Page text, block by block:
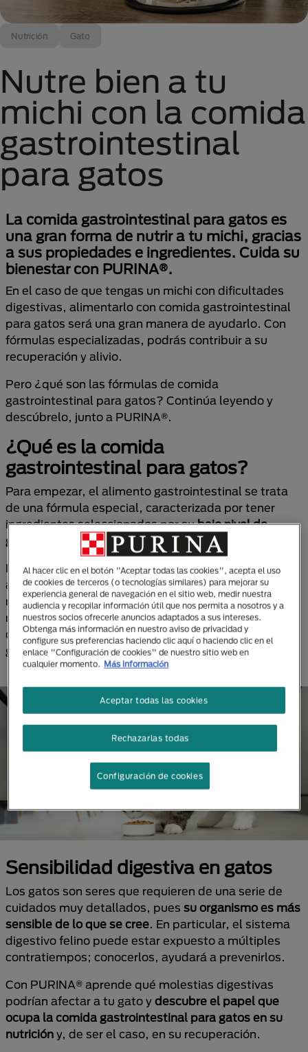
Nutrición Gato
Nutre bien a tu
michi con la comida
gastrointestinal
para gatos
La comida gastrointestinal para gatos es
una gran forma de nutrir a tu michi, gracias
a sus propiedades e ingredientes. Cuida su
bienestar con PURINA®.
En el caso de que tengas un michi con dificultades
digestivas, alimentarlo con comida gastrointestinal
para gatos será una gran manera de ayudarlo. Con
fórmulas especializadas, podrás contribuir a su
recuperación y alivio.
Pero ¿qué son las fórmulas de comida
gastrointestinal para gatos? Continúa leyendo y
descúbrelo, junto a PURINA®.
¿Qué es la comida
gastrointestinal para gatos?
Para empezar, el alimento gastrointestinal se trata
de una fórmula especial, caracterizada por tener
ingredientes seleccionados por subajo nivel de
grasas, alta carga de proteína y excelente calidad
Estos productos se caracterizan por ser grandes
aliados a la hora de atender y tratar algunas de las
molestias digestivas que pueden presentar nuestros
michis. Conoce más de estas fórmulas y elige la
comida que aporte para el bienestar y la salud
gastrointestinal de los gatos.
Sensibilidad digestiva en gatos
Los gatos son seres que requieren de una serie de
cuidados muy detallados, pues su organismo es más
sensible de lo que se cree. En particular, el sistema
digestivo felino puede estar expuesto a múltiples
contratiempos; conocerlos, ayudará a prevenirlos.
Con PURINA® aprende qué molestias digestivas
podrían afectar a tu gato y descubre el papel que
ocupa la comida gastrointestinal para gatos en su
nutrición y, de ser el caso, en su recuperación.
Al hacer clic en el botón "Aceptar todas las cookies", acepta el uso
de cookies de terceros (o tecnologías similares) para mejorar su
experiencia general de navegación en el sitio web, medir nuestra
audiencia y recopilar información útil que nos permita a nosotros y a
nuestros socios ofrecerle anuncios adaptados a sus intereses.
Obtenga más información en nuestro aviso de privacidad y
configure sus preferencias haciendo clic aquí o haciendo clic en el
enlace "Configuración de cookies" de nuestro sitio web en
cualquier momento.
Más información
Rechazarlas todas
Aceptar todas las cookies
Configuración de cookies